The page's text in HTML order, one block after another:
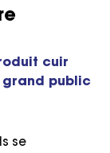
cuir
grand public
se